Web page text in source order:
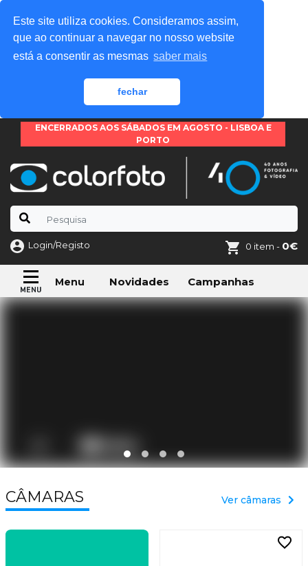
Este site utiliza cookies. Consideramos assim,
que ao continuar a navegar no nosso website
está a consentir as mesmas saber mais
fechar
ENCERRADOS AOS SÁBADOS EM AGOSTO - LISBOA E
PORTO
Login/Registo 0 item - 0€
Menu Novidades Campanhas
CÂMARAS Ver câmaras